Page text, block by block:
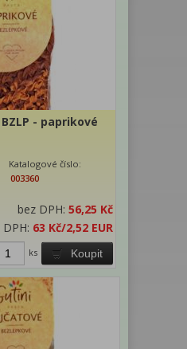
- paprikové
Katalogové číslo:
003360
bez DPH: 56,25 Kč
DPH: 63 Kč/2,52 EUR
Koupit
ks